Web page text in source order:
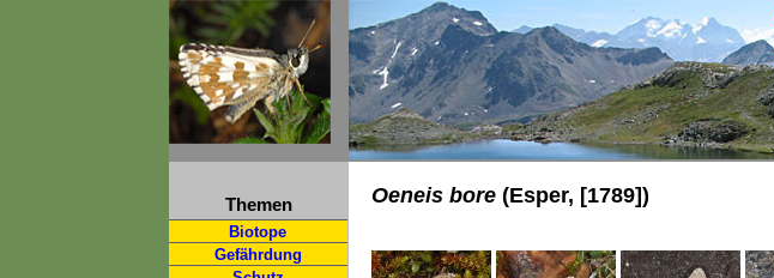
Themen
Biotope
Gefährdung
Oeneis bore(Esper, [1789])